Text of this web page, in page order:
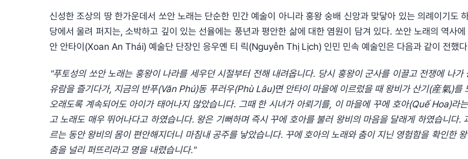
신성한 조상의 땅 한가운데서 쏘안 노래는 단순한 민간 예술이 아니라 훙왕 숭배 신앙과 맞닿아 있는 의례이기도
당에서 울려 퍼지는, 소박하고 깊이 있는 선율에는 풍년과 평안한 삶에 대한 염원이 담겨 있다. 쏘안 노래의 역사
안 안타이(Xoan An Thái) 예술단 단장인 응우옌 티 릭(Nguyễn Thị Lịch) 인민 민속 예술인은 다음과 같이 전했
"푸토성의 쏘안 노래는 훙왕이 나라를 세우던 시절부터 전해 내려옵니다. 당시 훙왕이 군사를 이끌고 전쟁에 나가
유람을 즐기다가, 지금의 반푸(Văn Phú)동 푸러우(Phù Lâu)면 안타이 마을에 이르렀을 때 왕비가 산기(産氣)를
오래도록 계속되어도 아이가 태어나지 않았습니다. 그때 한 시녀가 아뢰기를, 이 마을에 꾸에 호아(Quế Hoa)라
고 노래도 매우 뛰어나다고 하였습니다. 왕은 기뻐하며 즉시 꾸에 호아를 불러 왕비의 마음을 달래게 하였습니다.
르는 동안 왕비의 몸이 편안해지더니 마침내 공주를 낳았습니다. 꾸에 호아의 노래와 춤이 지닌 영험함을 확인한
춤을 널리 퍼뜨리라고 명을 내렸습니다."